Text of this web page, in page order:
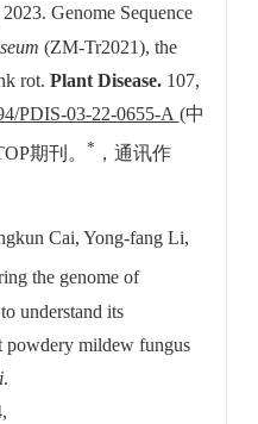
2023. Genome Sequence
(ZM-Tr2021), the
rot. Plant Disease.107,
PDIS-03-22-0655-A (中
期刊。 * ，通讯作
Cai, Yong-fang Li,
the genome of
understand its
powdery mildew fungus
.